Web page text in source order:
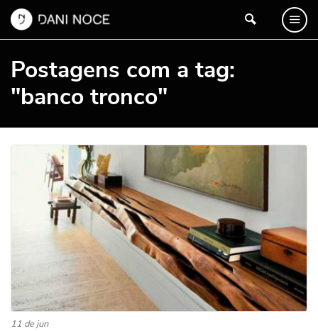
Postagens com a tag:
"banco tronco"
11 de jun